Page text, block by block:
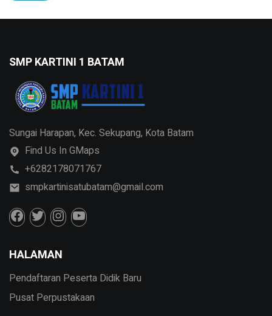
SMP KARTINI 1 BATAM
Sungai Harapan, Kec. Sekupang, Kota Batam
Find Us In GMaps
+6282178071767
smpkartinisatubatam@gmail.com
HALAMAN
Pendaftaran Peserta Didik Baru
Pusat Perpustakaan